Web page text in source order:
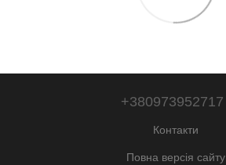
+380973952717
Контакти
Повна версія сайту